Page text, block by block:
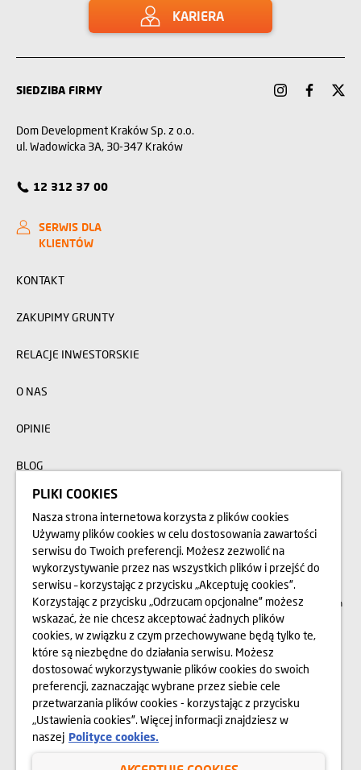
KARIERA
SIEDZIBA FIRMY
Dom Development Kraków Sp. z o.o.
ul. Wadowicka 3A, 30-347 Kraków
12 312 37 00
SERWIS DLA
KLIENTÓW
KONTAKT
ZAKUPIMY GRUNTY
RELACJE INWESTORSKIE
O NAS
OPINIE
BLOG
Przedstawione na stronie internetowej www.domd.pl wizualizacje, animacje oraz
modele budynku mają charakter poglądowy. Wygląd budynku oraz
zagospodarowanie terenu mogą nieznacznie ulec zmianie na etapie realizacji.
Zmianie nie ulegną istotne cechy świadczenia oraz funkcjonalność budynku.
Wszelkie prawa zastrzeżone. Prawa do używania, kopiowania i rozpowszechniania
wszelkich danych i materiałów dostępnych na niniejszej stronie internetowej
podlegają w szczególności przepisom ustawy z dnia 4 lutego 1994 r. o Prawie
autorskim i prawach pokrewnych (Dz. U. 2006 Nr 90 poz. 631 z późn. zm.).
Wykorzystywanie danych lub materiałów z niniejszej strony w jakichkolwiek celach
wymaga każdorazowo pisemnej zgody Dom Development S.A. W przypadku
zapotrzebowania na w/w materiały prosimy o kontakt na adres:
marketing@domd.pl
Sąd Rejonowy dla Krakowa – Śródmieścia w Krakowie | XI Wydział Gospodarczy
Krajowego Rejestru Sądowego |
Kapitał zakładowy: 64 404 750 zł |
KRS 0000952695 i NIP 525-28-95-335
Polityka prywatności
PLIKI COOKIES
Nasza strona internetowa korzysta z plików cookies
Używamy plików cookies w celu dostosowania zawartości
serwisu do Twoich preferencji. Możesz zezwolić na
wykorzystywanie przez nas wszystkich plików i przejść do
serwisu – korzystając z przycisku „Akceptuję cookies”.
Korzystając z przycisku „Odrzucam opcjonalne” możesz
wskazać, że nie chcesz akceptować żadnych plików
cookies, w związku z czym przechowywane będą tylko te,
które są niezbędne do działania serwisu. Możesz
dostosować wykorzystywanie plików cookies do swoich
preferencji, zaznaczając wybrane przez siebie cele
przetwarzania plików cookies - korzystając z przycisku
„Ustawienia cookies”. Więcej informacji znajdziesz w
naszej Polityce cookies.